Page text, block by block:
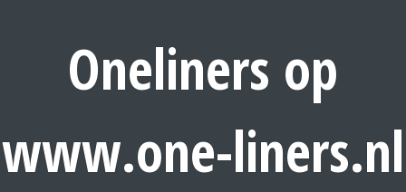
Oneliners op
www.one-liners.nl